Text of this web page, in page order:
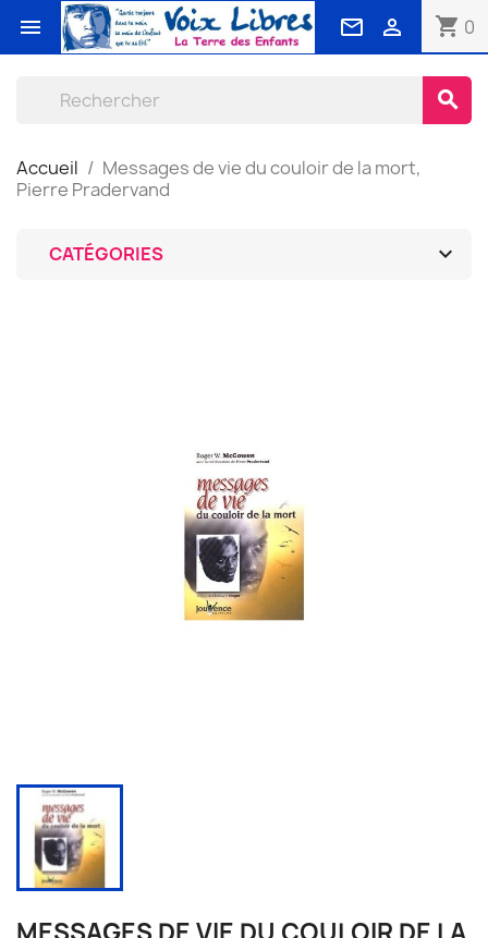
 shopping_cart 0
 
search
Accueil
Messages de vie du couloir de la mort,
Pierre Pradervand
CATÉGORIES 